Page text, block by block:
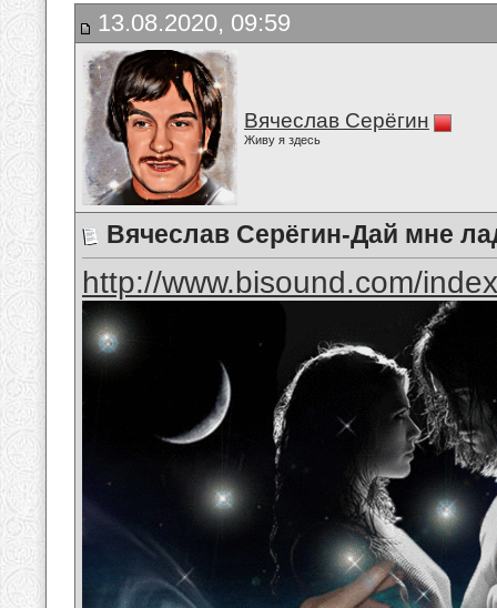
13.08.2020, 09:59
Вячеслав Серёгин
Живу я здесь
Вячеслав Серёгин-Дай мне
http://www.bisound.com/